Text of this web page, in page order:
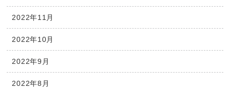
2022年11月
2022年10月
2022年9月
2022年8月